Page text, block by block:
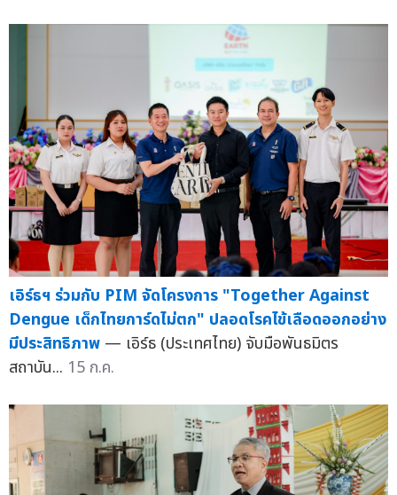
เอิร์ธฯ ร่วมกับ PIM จัดโครงการ "Together Against
Dengue เด็กไทยการ์ดไม่ตก" ปลอดโรคไข้เลือดออกอย่าง
มีประสิทธิภาพ — เอิร์ธ (ประเทศไทย) จับมือพันธมิตร
สถาบัน... 15 ก.ค.